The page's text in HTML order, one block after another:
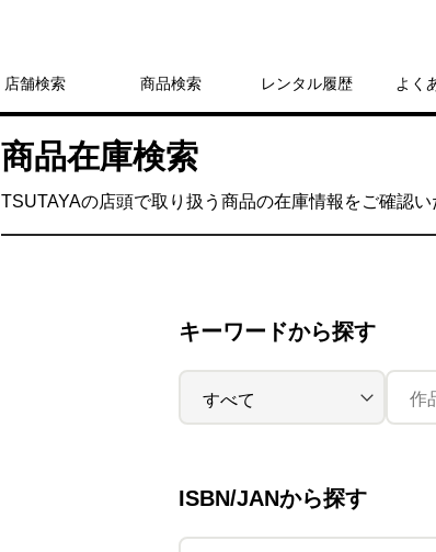
店舗検索 商品検索 レンタル履歴 よく
商品在庫検索
TSUTAYAの店頭で取り扱う商品の在庫情報をご確認い
キーワードから探す
ISBN/JANから探す